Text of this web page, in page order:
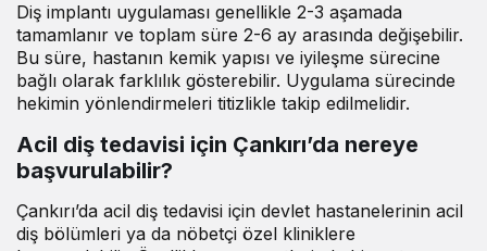
Diş implantı uygulaması genellikle 2-3 aşamada
tamamlanır ve toplam süre 2-6 ay arasında değişebilir.
Bu süre, hastanın kemik yapısı ve iyileşme sürecine
bağlı olarak farklılık gösterebilir. Uygulama sürecinde
hekimin yönlendirmeleri titizlikle takip edilmelidir.
Acil diş tedavisi için Çankırı’da nereye
başvurulabilir?
Çankırı’da acil diş tedavisi için devlet hastanelerinin acil
diş bölümleri ya da nöbetçi özel kliniklere